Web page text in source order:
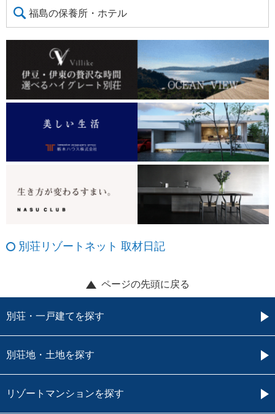
福島の保養所・ホテル
別荘リゾートネット 取材日記
ページの先頭に戻る
別荘・一戸建てを探す
別荘地・土地を探す
リゾートマンションを探す